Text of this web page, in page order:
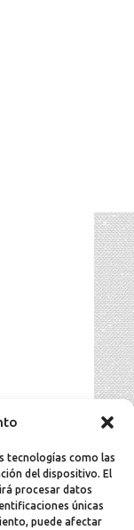
tecnologías como las
del dispositivo. El
procesar datos
únicas
puede afectar